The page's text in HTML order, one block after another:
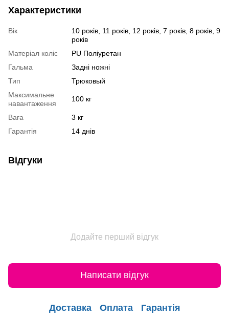
Характеристики
Вік
10 років, 11 років, 12 років, 7 років, 8 років, 9
років
Матеріал коліс
PU Поліуретан
Гальма
Задні ножні
Тип
Трюковый
Максимальне
навантаження
100 кг
Вага
3 кг
Гарантія
14 днів
Відгуки
Додайте перший відгук
Написати відгук
Доставка Оплата Гарантія